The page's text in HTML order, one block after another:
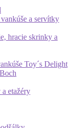
a servítky
hracie skrinky a
Toy´s Delight
etažéry